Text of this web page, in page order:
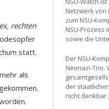
rechten
statt.
als
Netzwerk von
zum NSU-
NSU-Prozess
sowie die
Der NSU-
Neonazi-Trio.
der
nicht denkbar